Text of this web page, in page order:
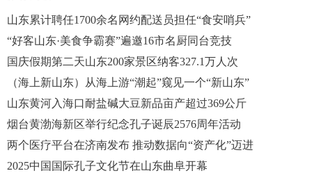
山东累计聘任1700余名网约配送员担任“食安哨兵”
“好客山东·美食争霸赛”遍邀16市名厨同台竞技
国庆假期第二天山东200家景区纳客327.1万人次
（海上新山东）从海上游“潮起”窥见一个“新山东”
山东黄河入海口耐盐碱大豆新品亩产超过369公斤
烟台黄渤海新区举行纪念孔子诞辰2576周年活动
两个医疗平台在济南发布 推动数据向“资产化”迈进
2025中国国际孔子文化节在山东曲阜开幕